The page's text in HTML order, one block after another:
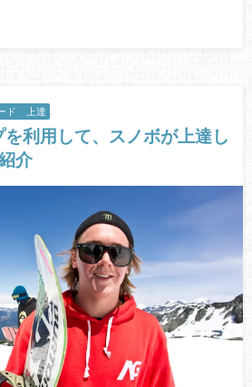
ド 上達
利用して、スノボが上達し
介